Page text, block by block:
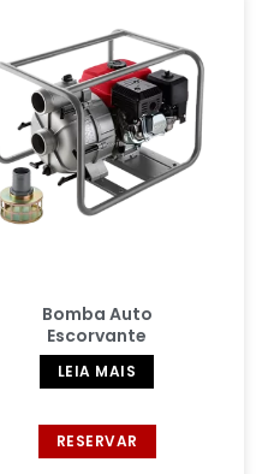
Bomba Auto
Escorvante
LEIA MAIS
RESERVAR